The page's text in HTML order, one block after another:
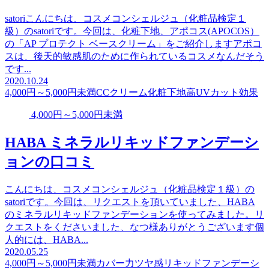
satoriこんにちは、コスメコンシェルジュ（化粧品検定１
級）のsatoriです。今回は、化粧下地、アポコス(APOCOS）
の「AP プロテクト ベースクリーム」をご紹介しますアポコ
スは、後天的敏感肌のために作られているコスメなんだそう
です...
2020.10.24
4,000円～5,000円未満CCクリーム化粧下地高UVカット効果
4,000円～5,000円未満
HABA ミネラルリキッドファンデーシ
ョンの口コミ
こんにちは、コスメコンシェルジュ（化粧品検定１級）の
satoriです。今回は、リクエストを頂いていました、HABA
のミネラルリキッドファンデーションを使ってみました。リ
クエストをくださいました、なつ様ありがとうございます個
人的には、HABA...
2020.05.25
4,000円～5,000円未満カバー力ツヤ感リキッドファンデーシ